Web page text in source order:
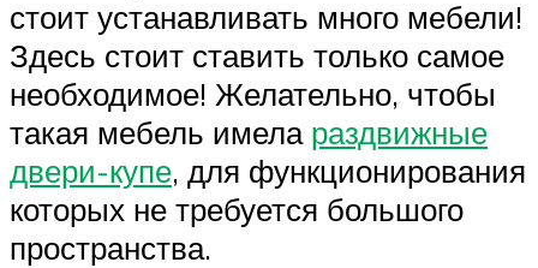
стоит устанавливать много мебели!
Здесь стоит ставить только самое
необходимое! Желательно, чтобы
такая мебель имела раздвижные
двери-купе, для функционирования
которых не требуется большого
пространства.